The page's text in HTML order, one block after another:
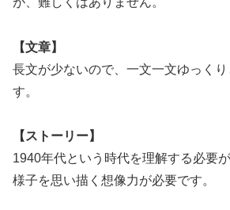
【文章】
長文が少ないので、一文一文ゆっく
す。
【ストーリー】
1940年代という時代を理解する必要
様子を思い描く想像力が必要です。